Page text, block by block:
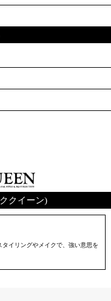
クイーン)
イリングやメイクで、強い意思を